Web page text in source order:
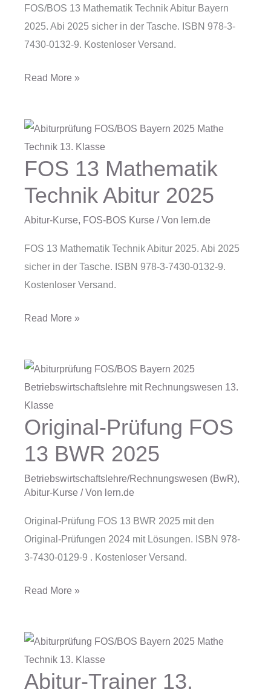
FOS/BOS 13 Mathematik Technik Abitur Bayern
2025. Abi 2025 sicher in der Tasche. ISBN 978-3-
7430-0132-9. Kostenloser Versand.
2025
Read More »
FOS 13 Mathematik
Technik Abitur 2025
Abitur-Kurse, FOS-BOS Kurse / Von lern.de
FOS 13 Mathematik Technik Abitur 2025. Abi 2025
sicher in der Tasche. ISBN 978-3-7430-0132-9.
Kostenloser Versand.
FOS
Mathematik
Technik
2025
Read More »
Original-Prüfung FOS
13 BWR 2025
Betriebswirtschaftslehre/Rechnungswesen (BwR),
Abitur-Kurse / Von lern.de
Original-Prüfung FOS 13 BWR 2025 mit den
Original-Prüfungen 2024 mit Lösungen. ISBN 978-
3-7430-0129-9 . Kostenloser Versand.
Original-
Prüfung
FOS
13
BWR
Read More »
Abitur-Trainer 13.
Abitur-